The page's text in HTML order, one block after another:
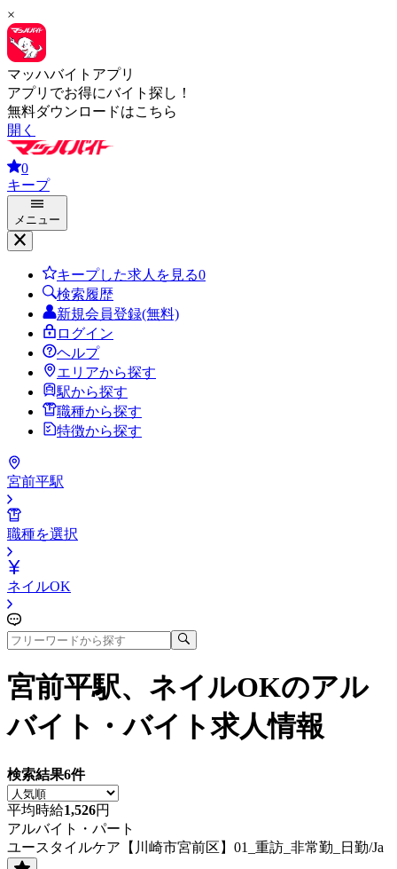
×
マッハバイトアプリ
アプリでお得にバイト探し！
無料ダウンロードはこちら
開く
0
キープ
メニュー
キープした求人を見る0
検索履歴
新規会員登録(無料)
ログイン
ヘルプ
エリアから探す
駅から探す
職種から探す
特徴から探す
宮前平駅
職種を選択
ネイルOK
宮前平駅、ネイルOKのアル
バイト・バイト求人情報
検索結果6件
平均時給1,526円
アルバイト・パート
ユースタイルケア【川崎市宮前区】01_重訪_非常勤_日勤/Ja